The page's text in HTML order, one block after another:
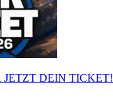
JETZT DEIN TICKET!